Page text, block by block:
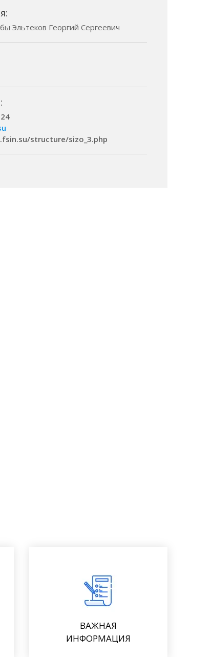
Эльтеков Георгий Сергеевич
structure/sizo_3.php
ВАЖНАЯ
ИНФОРМАЦИЯ